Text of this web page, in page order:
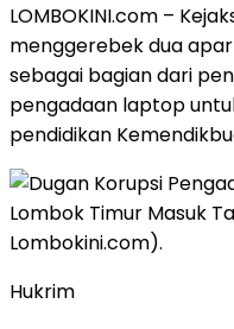
LOMBOKINI.com –
menggerebek dua
sebagai bagian dari
pengadaan laptop
pendidikan
Hukrim